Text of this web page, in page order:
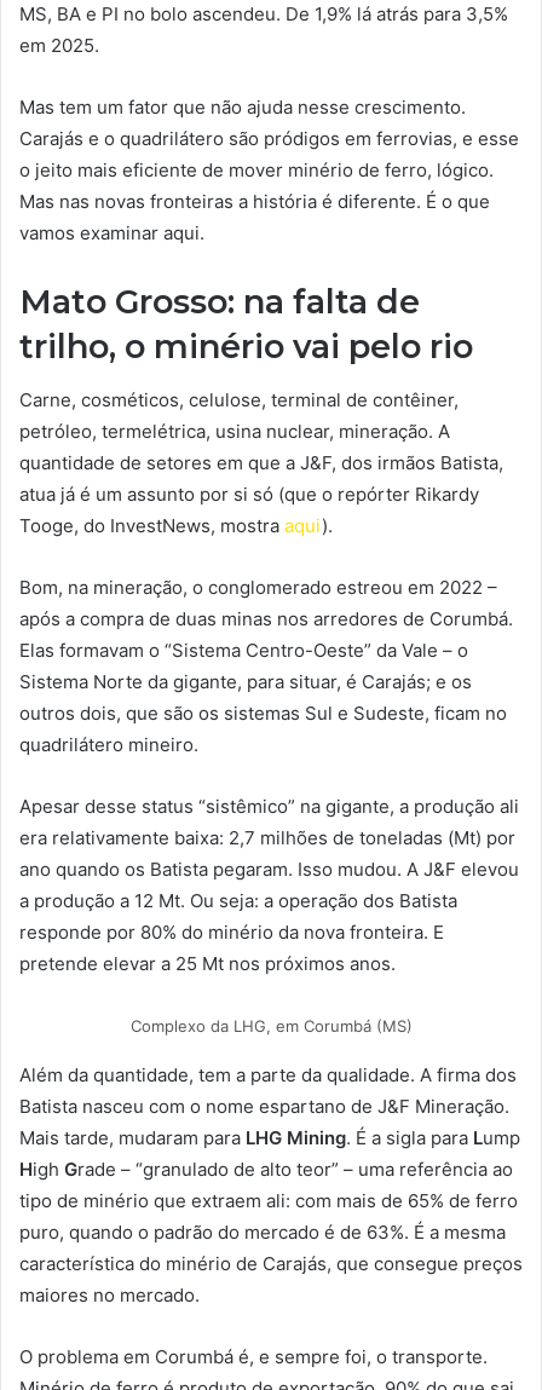
MS, BA e PI no bolo ascendeu. De 1,9% lá atrás para 3,5%
em 2025.
Mas tem um fator que não ajuda nesse crescimento.
Carajás e o quadrilátero são pródigos em ferrovias, e esse
o jeito mais eficiente de mover minério de ferro, lógico.
Mas nas novas fronteiras a história é diferente. É o que
vamos examinar aqui.
Mato Grosso: na falta de
trilho, o minério vai pelo rio
Carne, cosméticos, celulose, terminal de contêiner,
petróleo, termelétrica, usina nuclear, mineração. A
quantidade de setores em que a J&F, dos irmãos Batista,
atua já é um assunto por si só (que o repórter Rikardy
Tooge, do InvestNews, mostra aqui).
Bom, na mineração, o conglomerado estreou em 2022 –
após a compra de duas minas nos arredores de Corumbá.
Elas formavam o “Sistema Centro-Oeste” da Vale – o
Sistema Norte da gigante, para situar, é Carajás; e os
outros dois, que são os sistemas Sul e Sudeste, ficam no
quadrilátero mineiro.
Apesar desse status “sistêmico” na gigante, a produção ali
era relativamente baixa: 2,7 milhões de toneladas (Mt) por
ano quando os Batista pegaram. Isso mudou. A J&F elevou
a produção a 12 Mt. Ou seja: a operação dos Batista
responde por 80% do minério da nova fronteira. E
pretende elevar a 25 Mt nos próximos anos.
Complexo da LHG, em Corumbá (MS)
Além da quantidade, tem a parte da qualidade. A firma dos
Batista nasceu com o nome espartano de J&F Mineração.
Mais tarde, mudaram para LHG Mining. É a sigla para Lump
High Grade – “granulado de alto teor” – uma referência ao
tipo de minério que extraem ali: com mais de 65% de ferro
puro, quando o padrão do mercado é de 63%. É a mesma
característica do minério de Carajás, que consegue preços
maiores no mercado.
O problema em Corumbá é, e sempre foi, o transporte.